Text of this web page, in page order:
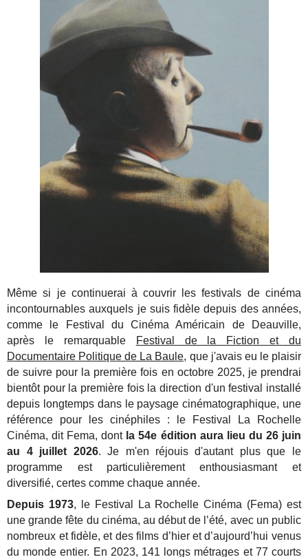
Même si je continuerai à couvrir les festivals de cinéma
incontournables auxquels je suis fidèle depuis des années,
comme le Festival du Cinéma Américain de Deauville,
après le remarquable
Festival de la Fiction et du
Documentaire Politique de La Baule, que j'avais eu le plaisir
de suivre pour la première fois en octobre 2025, je prendrai
bientôt pour la première fois la direction d'un festival installé
depuis longtemps dans le paysage cinématographique, une
référence pour les cinéphiles : le Festival La Rochelle
Cinéma, dit Fema, dont la 54e édition aura lieu du 26 juin
au 4 juillet 2026. Je m'en réjouis d'autant plus que le
programme est particulièrement enthousiasmant et
diversifié, certes comme chaque année.
Depuis 1973, le Festival La Rochelle Cinéma (Fema) est
une grande fête du cinéma, au début de l’été, avec un public
nombreux et fidèle, et des films d’hier et d’aujourd’hui venus
du monde entier. En 2023, 141 longs métrages et 77 courts